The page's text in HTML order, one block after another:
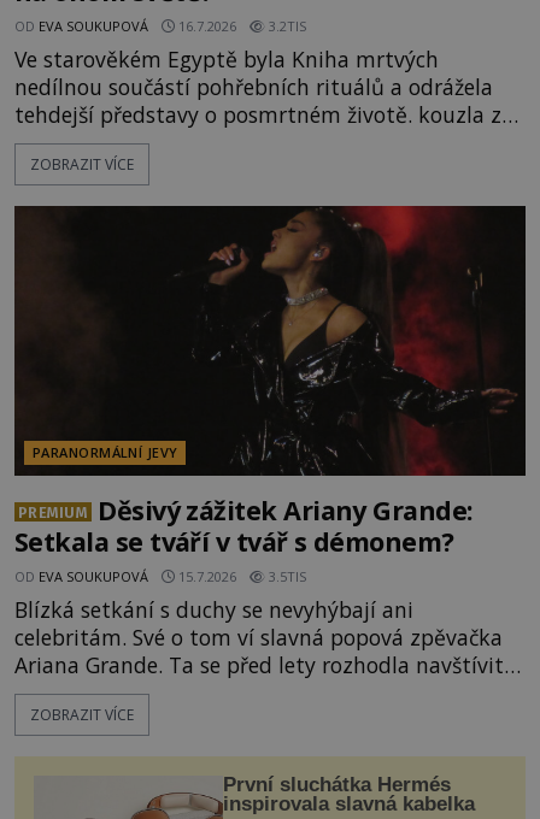
OD EVA SOUKUPOVÁ 16.7.2026 3.2TIS
Ve starověkém Egyptě byla Kniha mrtvých
nedílnou součástí pohřebních rituálů a odrážela
tehdejší představy o posmrtném životě. kouzla z
této knihy sloužila výhradně zesnulým. K čemu
mohli mrtví potřebovat magii? V roce 2023
starožitností neobyčejný nález. Archeologové v
nově odkryté nekropoli v oblasti Tuna al-Geb
ZOBRAZIT VÍCE
PARANORMÁLNÍ JEVY
PREMIUM
Děsivý zážitek Ariany Grande:
Setkala se tváří v tvář s démonem?
OD EVA SOUKUPOVÁ 15.7.2026 3.5TIS
Blízká setkání s duchy se nevyhýbají ani
celebritám. Své o tom ví slavná popová zpěvačka
Ariana Grande. Ta se před lety rozhodla navštívit
strašidelný hřbitov v městečku Stull, kde ucítí
přítomnost jakési temné zlověstné entity. Tento
když se zpěvačka ocitne sama na hotelovém
pokoji. Od té chvíle začne
ZOBRAZIT VÍCE
První sluchátka Hermés
inspirovala slavná kabelka